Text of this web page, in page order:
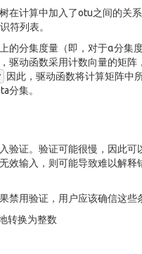
在计算中加入了otu之间的关
符列表。
的分集度量（即，对于α分集
驱动函数采用计数向量的矩
因此，驱动函数将计算矩阵中
分集。
验证。验证可能很慢，因此可
效输入，则可能导致难以解
禁用验证，用户应该确信这些
转换为整数